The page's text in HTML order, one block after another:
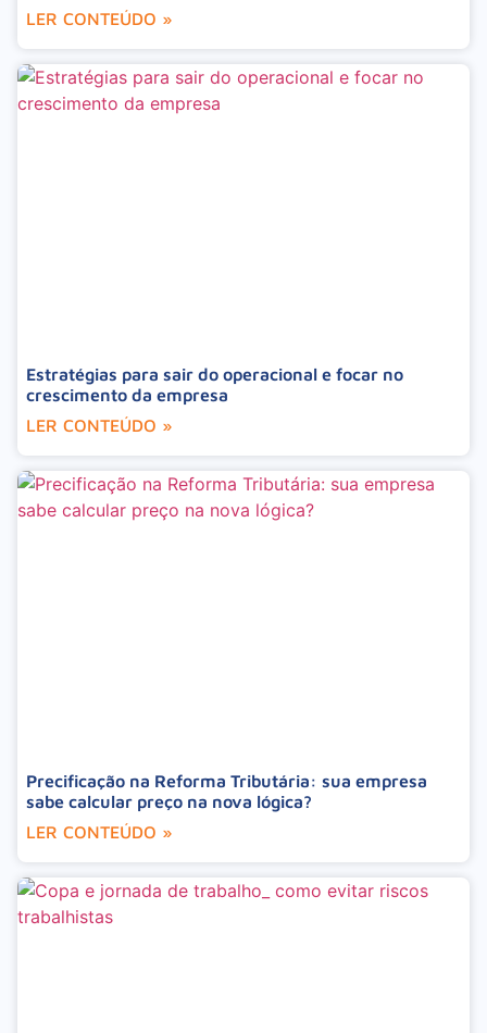
LER CONTEÚDO »
Estratégias para sair do operacional e focar no
crescimento da empresa
LER CONTEÚDO »
Precificação na Reforma Tributária: sua empresa
sabe calcular preço na nova lógica?
LER CONTEÚDO »